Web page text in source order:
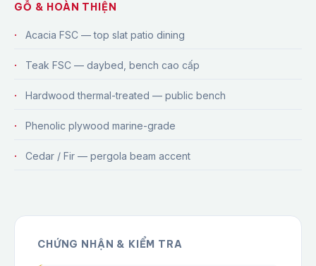
GỖ & HOÀN THIỆN
Acacia FSC — top slat patio dining
Teak FSC — daybed, bench cao cấp
Hardwood thermal-treated — public bench
Phenolic plywood marine-grade
Cedar / Fir — pergola beam accent
CHỨNG NHẬN & KIỂM TRA